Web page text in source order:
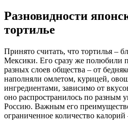
Разновидности
тортилье
Принято считать, что тортилья –
Мексики. Его сразу же полюбили
разных слоев общества – от
наполняли омлетом, курицей,
ингредиентами, зависимо от
оно распространилось по разным
Россию. Важным его
ограниченное количество калорий